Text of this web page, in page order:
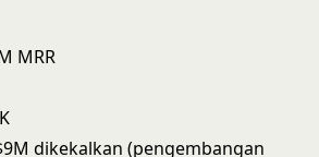
MRR
dikekalkan (pengembangan